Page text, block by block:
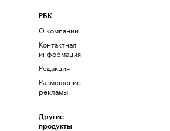
РБК
О компании
Контактная
информация
Редакция
Размещение
рекламы
Другие
продукты